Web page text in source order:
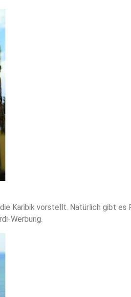
Karibik vorstellt. Natürlich gibt
Werbung.